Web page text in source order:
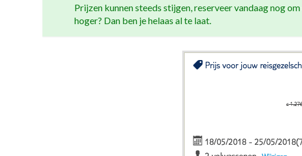
Prijzen kunnen steeds stijgen, reserveer vandaag nog
hoger? Dan ben je helaas al te laat.